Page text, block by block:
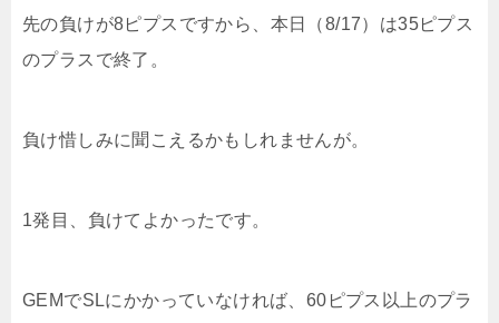
先の負けが8ピプスですから、本日（8/17）は35ピプス
のプラスで終了。
負け惜しみに聞こえるかもしれませんが。
1発目、負けてよかったです。
GEMでSLにかかっていなければ、60ピプス以上のプラ